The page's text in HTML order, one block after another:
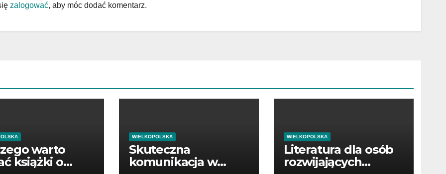
zalogować, aby móc dodać komentarz.
warto
książki o
WIELKOPOLSKA
Skuteczna
komunikacja w
WIELKOPOLSKA
Literatura dla osób
rozwijających